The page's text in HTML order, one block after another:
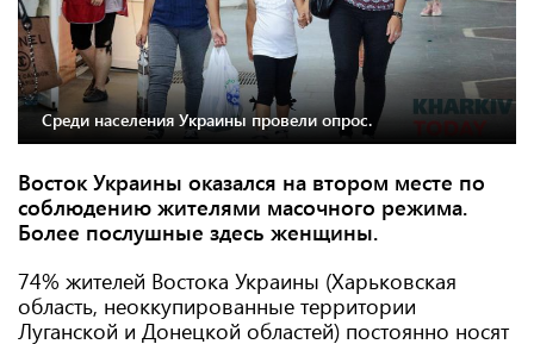
Среди населения Украины провели опрос.
Восток Украины оказался на втором месте по
соблюдению жителями масочного режима.
Более послушные здесь женщины.
74% жителей Востока Украины (Харьковская
область, неоккупированные территории
Луганской и Донецкой областей) постоянно носят